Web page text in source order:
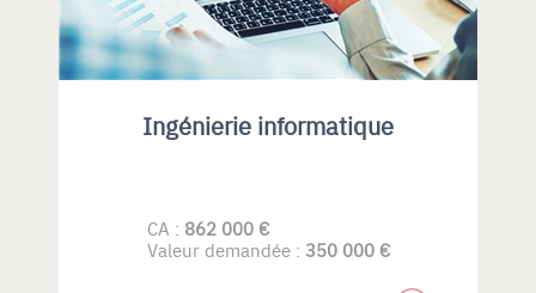
Ingénierie informatique
CA : 862 000 €
Valeur demandée : 350 000 €